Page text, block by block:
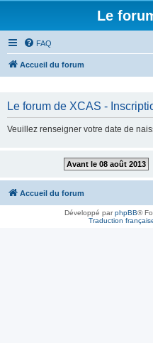
Le
FAQ
Accueil du forum
Le forum de XCAS -
Veuillez renseigner votre date de
Avant le 08 août 2013
Accueil du forum
Développé parphpBB®
Traduction